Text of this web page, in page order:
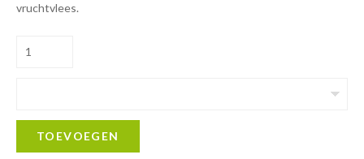
vruchtvlees.
TOEVOEGEN